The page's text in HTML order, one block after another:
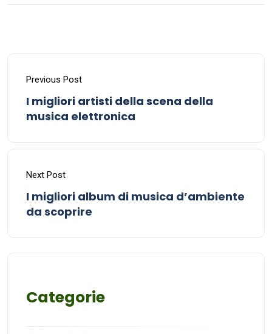
Previous Post
I migliori artisti della scena della
musica elettronica
Next Post
I migliori album di musica d’ambiente
da scoprire
Categorie